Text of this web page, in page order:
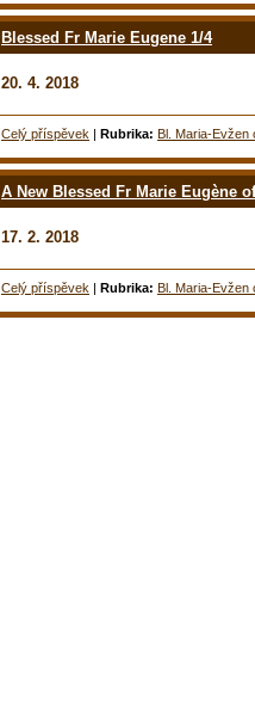
Blessed Fr Marie Eugene 1/4
20. 4. 2018
Celý příspěvek | Rubrika: Bl. Maria-Evžen
A New Blessed Fr Marie Eugène
17. 2. 2018
Celý příspěvek | Rubrika: Bl. Maria-Evžen